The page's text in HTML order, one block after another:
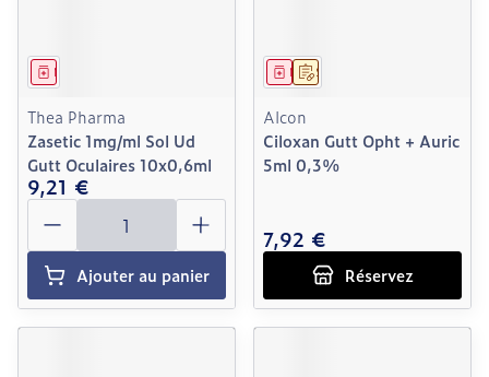
Médicament
Thea Pharma
Zasetic 1mg/ml Sol Ud
Gutt Oculaires 10x0,6ml
9,21 €
Quantité
Ajouter au panier
Sur prescription
Médicament
Alcon
Ciloxan Gutt Opht + Auric
5ml 0,3%
7,92 €
Réservez